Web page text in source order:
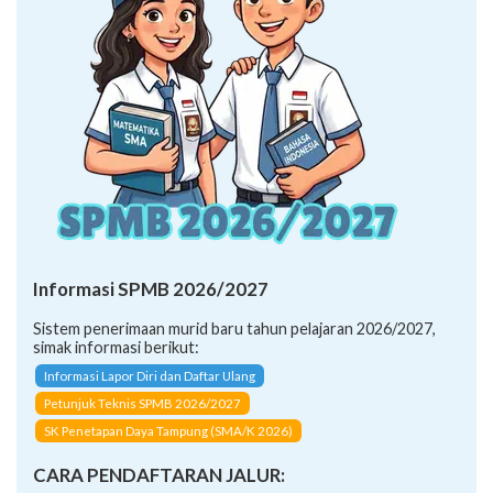
Informasi SPMB 2026/2027
Sistem penerimaan murid baru tahun pelajaran 2026/2027,
simak informasi berikut:
Informasi Lapor Diri dan Daftar Ulang
Petunjuk Teknis SPMB 2026/2027
SK Penetapan Daya Tampung (SMA/K 2026)
CARA PENDAFTARAN JALUR: